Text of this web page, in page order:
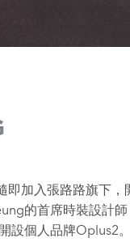
即加入張路路旗下，
的首席時裝設計
設個人品牌Oplus2。